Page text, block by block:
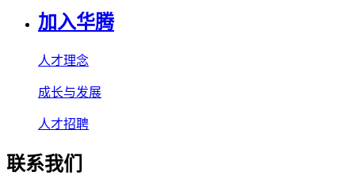
加入华腾
人才理念
成长与发展
人才招聘
联系我们